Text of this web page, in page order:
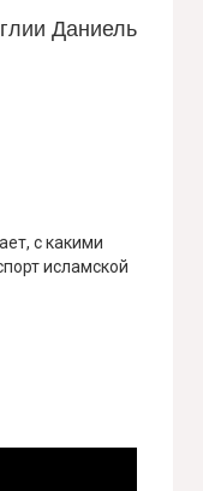
Даниель
с какими
исламской